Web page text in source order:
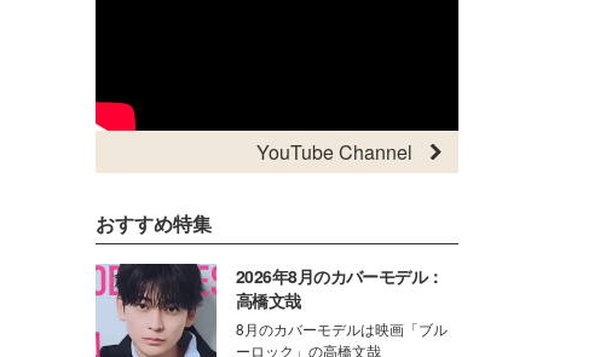
YouTube Channel
おすすめ特集
2026年8月のカバーモデル：
高橋文哉
8月のカバーモデルは映画「ブル
ーロック」の高橋文哉